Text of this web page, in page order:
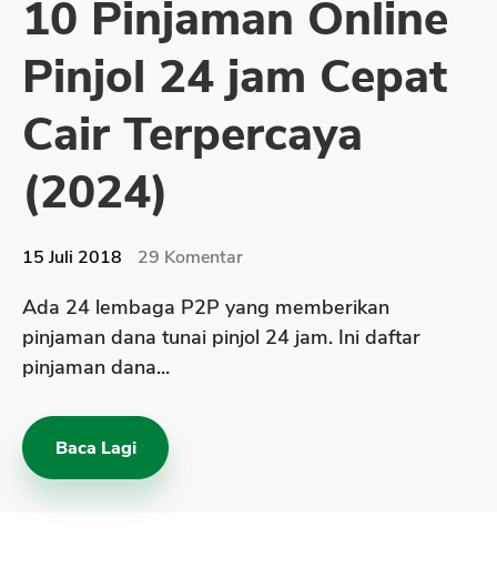
Sekuritas Saham
Bank Digital
Crypto
Assets Crypto
Exchange
Asuransi Kesehatan
Asuransi Syariah
10 Pinjaman Online
Pinjol 24 jam Cepat
Cair Terpercaya
(2024)
15 Juli 2018 29 Komentar
Ada 24 lembaga P2P yang memberikan
pinjaman dana tunai pinjol 24 jam. Ini daftar
pinjaman dana...
Baca Lagi